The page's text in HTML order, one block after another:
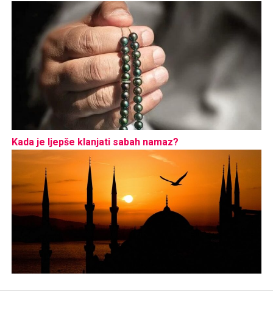
Kada je ljepše klanjati sabah namaz?